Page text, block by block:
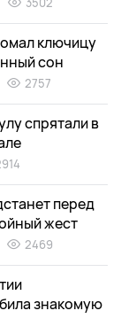
ключицу
сон
2757
спрятали в
перед
жест
2469
знакомую